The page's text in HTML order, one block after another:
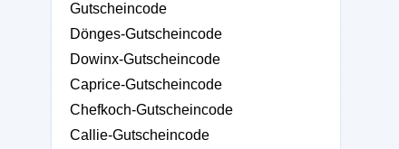
Gutscheincode
Dönges-Gutscheincode
Dowinx-Gutscheincode
Caprice-Gutscheincode
Chefkoch-Gutscheincode
Callie-Gutscheincode